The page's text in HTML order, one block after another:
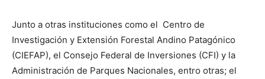
Junto a otras instituciones como el Centro de
Investigación y Extensión Forestal Andino Patagónico
(CIEFAP), el Consejo Federal de Inversiones (CFI) y la
Administración de Parques Nacionales, entro otras; el